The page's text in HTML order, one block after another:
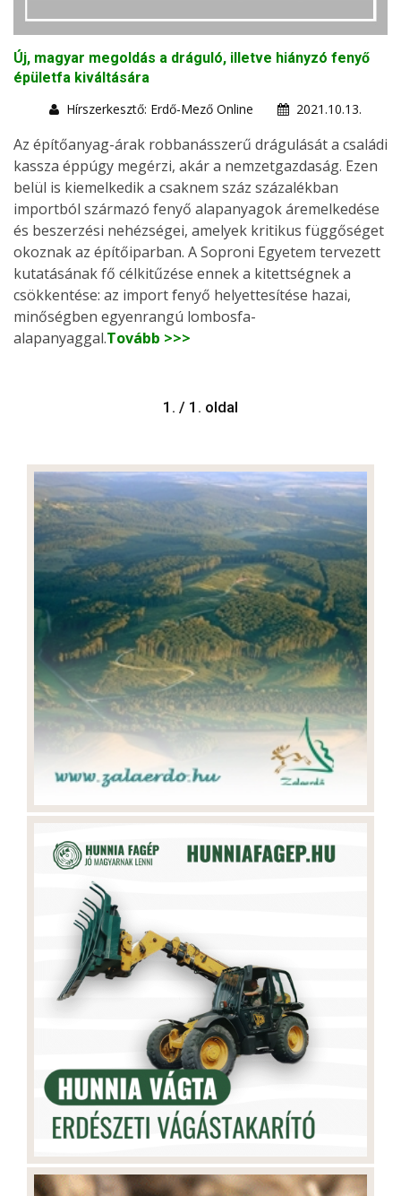
Új, magyar megoldás a dráguló, illetve hiányzó fenyő
épületfa kiváltására
Hírszerkesztő: Erdő-Mező Online
2021.10.13.
Az építőanyag-árak robbanásszerű drágulását a családi
kassza éppúgy megérzi, akár a nemzetgazdaság. Ezen
belül is kiemelkedik a csaknem száz százalékban
importból származó fenyő alapanyagok áremelkedése
és beszerzési nehézségei, amelyek kritikus függőséget
okoznak az építőiparban. A Soproni Egyetem tervezett
kutatásának fő célkitűzése ennek a kitettségnek a
csökkentése: az import fenyő helyettesítése hazai,
minőségben egyenrangú lombosfa-
alapanyaggal.Tovább >>>
1. / 1. oldal